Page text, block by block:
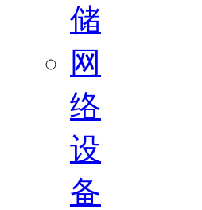
储
网
络
设
备